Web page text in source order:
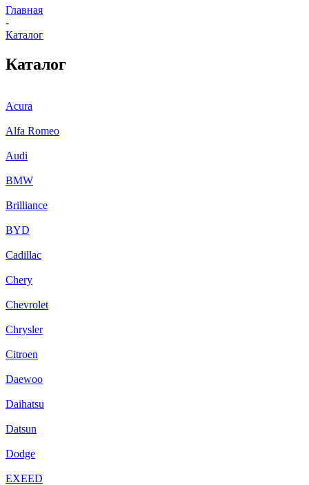
Главная
-
Каталог
Каталог
Acura
Alfa Romeo
Audi
BMW
Brilliance
BYD
Cadillac
Chery
Chevrolet
Chrysler
Citroen
Daewoo
Daihatsu
Datsun
Dodge
EXEED